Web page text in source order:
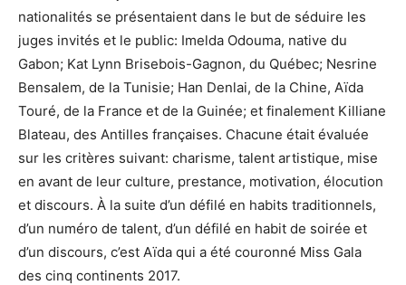
nationalités se présentaient dans le but de séduire les
juges invités et le public: Imelda Odouma, native du
Gabon; Kat Lynn Brisebois-Gagnon, du Québec; Nesrine
Bensalem, de la Tunisie; Han Denlai, de la Chine, Aïda
Touré, de la France et de la Guinée; et finalement Killiane
Blateau, des Antilles françaises. Chacune était évaluée
sur les critères suivant: charisme, talent artistique, mise
en avant de leur culture, prestance, motivation, élocution
et discours. À la suite d’un défilé en habits traditionnels,
d’un numéro de talent, d’un défilé en habit de soirée et
d’un discours, c’est Aïda qui a été couronné Miss Gala
des cinq continents 2017.